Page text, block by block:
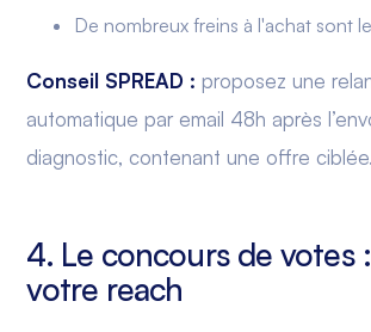
De nombreux freins à l'achat sont
Conseil SPREAD : proposez une
automatique par email 48h après
diagnostic, contenant une offre ciblée.
4. Le concours de votes
votre reach